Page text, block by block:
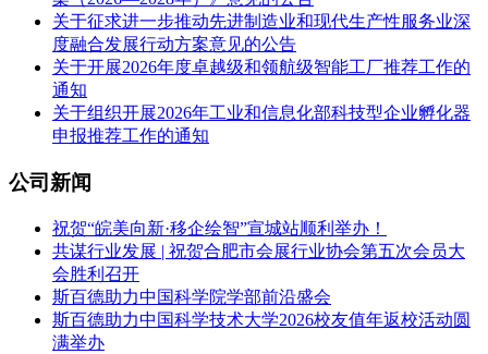
关于征求进一步推动先进制造业和现代生产性服务业深
度融合发展行动方案意见的公告
关于开展2026年度卓越级和领航级智能工厂推荐工作的
通知
关于组织开展2026年工业和信息化部科技型企业孵化器
申报推荐工作的通知
公司新闻
祝贺“皖美向新·移企绘智”宣城站顺利举办！
共谋行业发展 | 祝贺合肥市会展行业协会第五次会员大
会胜利召开
斯百德助力中国科学院学部前沿盛会
斯百德助力中国科学技术大学2026校友值年返校活动圆
满举办